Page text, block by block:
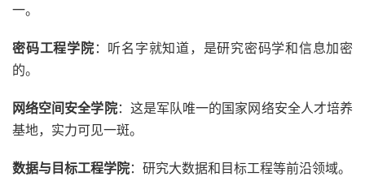
一。
密码工程学院 ：听名字就知道，是研究密码学和信息加密
的。
网络空间安全学院：这是军队唯一的国家网络安全人才培养
基地，实力可见一斑。
数据与目标工程学院：研究大数据和目标工程等前沿领域。